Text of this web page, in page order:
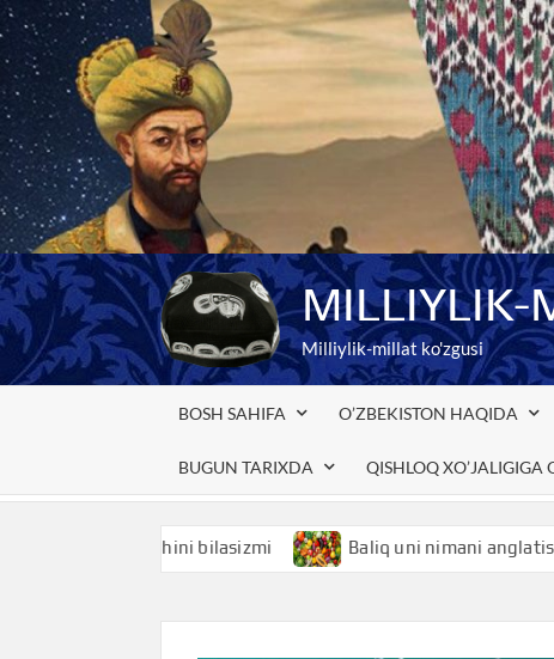
Skip
to
content
MILLIYLIK-
Milliylik-millat ko'zgusi
BOSH SAHIFA O’ZBEKISTON HAQIDA
BUGUN TARIXDA QISHLOQ XO’JALIGIGA
anglatishini bilasizmi Baliq uni nimani anglatishini